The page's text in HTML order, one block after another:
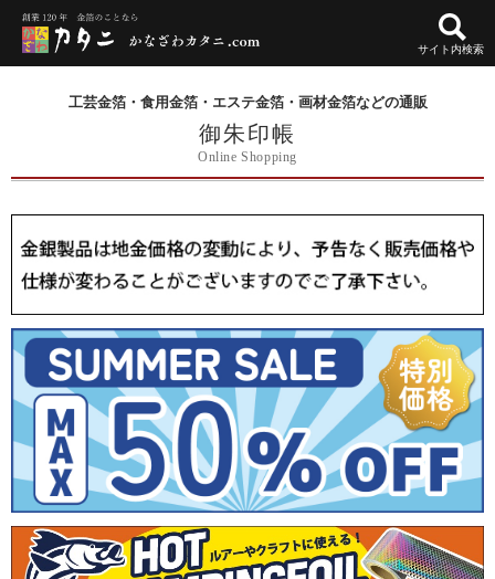
サイト内検索
工芸金箔・食用金箔・エステ金箔・画材金箔などの通販
御朱印帳
Online Shopping